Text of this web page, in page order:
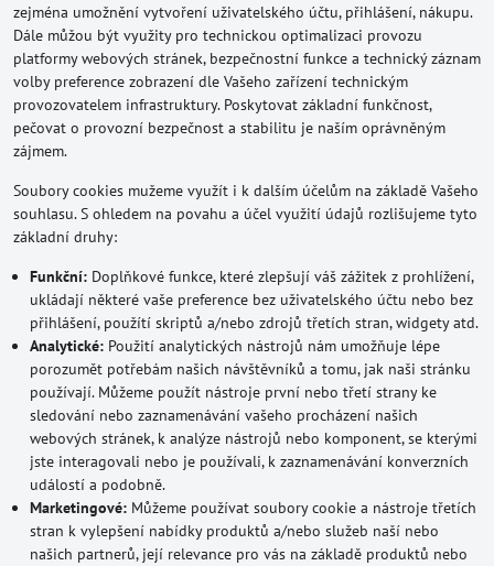
zejména umožnění vytvoření uživatelského účtu, přihlášení, nákupu.
Dále můžou být využity pro technickou optimalizaci provozu
platformy webových stránek, bezpečnostní funkce a technický záznam
volby preference zobrazení dle Vašeho zařízení technickým
provozovatelem infrastruktury. Poskytovat základní funkčnost,
pečovat o provozní bezpečnost a stabilitu je naším oprávněným
zájmem.
Soubory cookies mužeme využít i k dalším účelům na základě Vašeho
souhlasu. S ohledem na povahu a účel využití údajů rozlišujeme tyto
základní druhy:
Funkční: Doplňkové funkce, které zlepšují váš zážitek z prohlížení,
ukládají některé vaše preference bez uživatelského účtu nebo bez
přihlášení, použítí skriptů a/nebo zdrojů třetích stran, widgety atd.
Analytické: Použití analytických nástrojů nám umožňuje lépe
porozumět potřebám našich návštěvníků a tomu, jak naši stránku
používají. Můžeme použít nástroje první nebo třetí strany ke
sledování nebo zaznamenávání vašeho procházení našich
webových stránek, k analýze nástrojů nebo komponent, se kterými
jste interagovali nebo je používali, k zaznamenávání konverzních
událostí a podobně.
Marketingové: Můžeme používat soubory cookie a nástroje třetích
stran k vylepšení nabídky produktů a/nebo služeb naší nebo
našich partnerů, její relevance pro vás na základě produktů nebo